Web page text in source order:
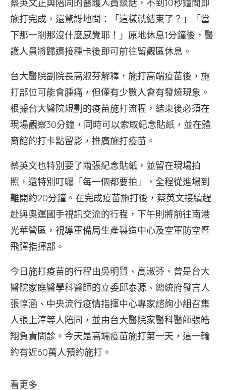
蔡英文正與陪同的醫護人員談話，不到10秒鐘間即
施打完成，還驚訝地問：「這樣就結束了？」「當
下那一剎那沒什麼感覺耶！」原地休息1分鐘後，醫
護人員將歸還接種卡後即可前往留觀區休息。
台大醫院副院長高淑芬解釋，施打高端疫苗後，施
打部位可能會腫痛，但僅有少數人會有發燒現象。
根據台大醫院規劃的疫苗施打流程，結束後必須在
現場觀察30分鐘，同時可以索取紀念貼紙，並在體
育館的打卡點留影，推廣施打疫苗。
蔡英文也特別要了兩張紀念貼紙，並留在現場拍
照，還特別叮囑「每一個都要拍」，全程從進場到
離開約20分鐘。在完成疫苗施打後，蔡英文接續趕
赴與奧運國手視訊交流的行程，下午則將前往南港
光華營區，視導軍備局生產製造中心及空軍防空暨
飛彈指揮部。
今日施打疫苗的行程由吳明賢、高淑芬、曾是台大
醫院家庭醫學科醫師的立委邱泰源、總統府發言人
張惇涵、中央流行疫情指揮中心專家諮詢小組召集
人張上淳等人陪同，並由台大醫院家醫科醫師張皓
翔負責問診。今天是高端疫苗施打第一天，這一輪
約有近60萬人預約施打。
看更多